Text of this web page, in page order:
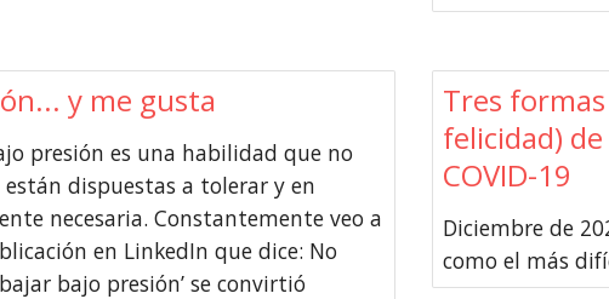
y me gusta
presión es una habilidad que no
dispuestas a tolerar y en
necesaria. Constantemente veo a
en LinkedIn que dice: No
bajo presión’ se convirtió
Tres
felicidad)
COVID-19
Diciembre de
como el más